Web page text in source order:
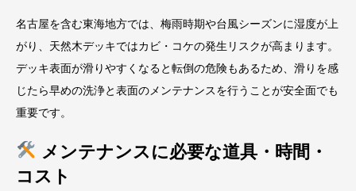
名古屋を含む東海地方では、梅雨時期や台風シーズンに湿度が上
がり、天然木デッキではカビ・コケの発生リスクが高まります。
デッキ表面が滑りやすくなると転倒の危険もあるため、滑りを感
じたら早めの洗浄と表面のメンテナンスを行うことが安全面でも
重要です。
メンテナンスに必要な道具・時間・
コスト